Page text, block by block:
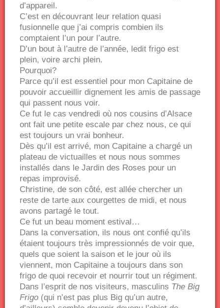
d’appareil.
C’est en découvrant leur relation quasi
fusionnelle que j’ai compris combien ils
comptaient l’un pour l’autre.
D’un bout à l’autre de l’année, ledit frigo est
plein, voire archi plein.
Pourquoi?
Parce qu’il est essentiel pour mon Capitaine de
pouvoir accueillir dignement les amis de passage
qui passent nous voir.
Ce fut le cas vendredi où nos cousins d’Alsace
ont fait une petite escale par chez nous, ce qui
est toujours un vrai bonheur.
Dès qu’il est arrivé, mon Capitaine a chargé un
plateau de victuailles et nous nous sommes
installés dans le Jardin des Roses pour un
repas improvisé.
Christine, de son côté, est allée chercher un
reste de tarte aux courgettes de midi, et nous
avons partagé le tout.
Ce fut un beau moment estival…
Dans la conversation, ils nous ont confié qu’ils
étaient toujours très impressionnés de voir que,
quels que soient la saison et le jour où ils
viennent, mon Capitaine a toujours dans son
frigo de quoi recevoir et nourrir tout un régiment.
Dans l’esprit de nos visiteurs, masculins The Big
Frigo (qui n’est pas plus Big qu’un autre,